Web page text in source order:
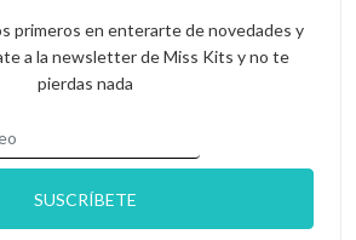
primeros en enterarte de novedades y
a la newsletter de Miss Kits y no te
pierdas nada